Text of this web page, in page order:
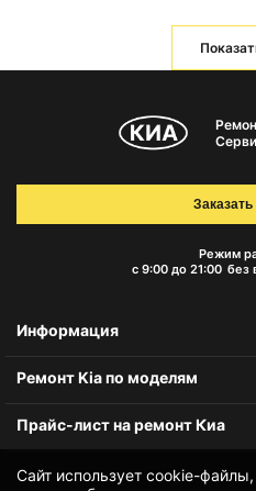
Сайт использует cookie-
Режим
с 9:00 до 21:00 без
Заказать
Информация
Ремонт Kia по моделям
Прайс-лист на ремонт Киа